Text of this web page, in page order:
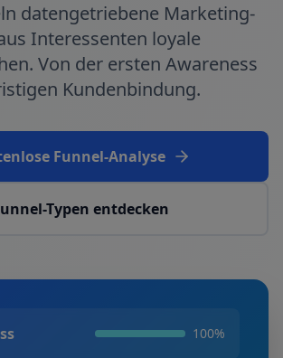
datengetriebene Marketing-
Interessenten loyale
Von der ersten Awareness
Kundenbindung.
Funnel-Analyse
Typen entdecken
100%